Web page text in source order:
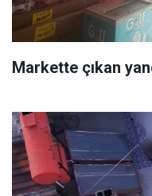
Markette çıkan